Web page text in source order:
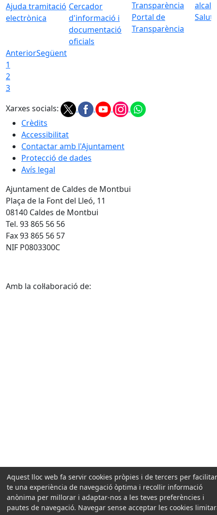
Ajuda tramitació
electrònica
Cercador
d'informació i
documentació
oficials
Portal de
Transparència
AnteriorSegüent
1
2
3
Xarxes socials:
Crèdits
Accessibilitat
Contactar amb l'Ajuntament
Protecció de dades
Avís legal
Ajuntament de Caldes de Montbui
Plaça de la Font del Lleó, 11
08140 Caldes de Montbui
Tel. 93 865 56 56
Fax 93 865 56 57
NIF P0803300C
Amb la col·laboració de:
Aquest lloc web fa servir cookies pròpies i de tercers per
te una experiència de navegació òptima i recollir informació
anònima per millorar i adaptar-nos a les teves preferències i
pautes de navegació. Navegar sense acceptar les cookies